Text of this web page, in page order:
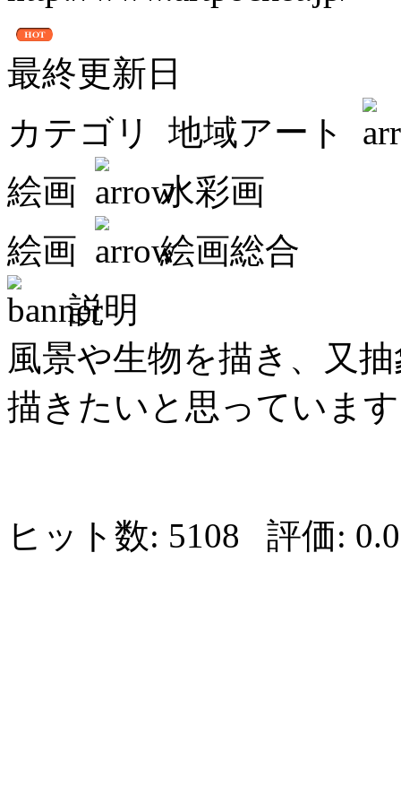
最終更新日
カテゴリ
地域アート
絵画
水彩画
絵画
絵画総合
説明
風景や生物を描き、又
描きたいと思っていま
ヒット数: 5108 評価: